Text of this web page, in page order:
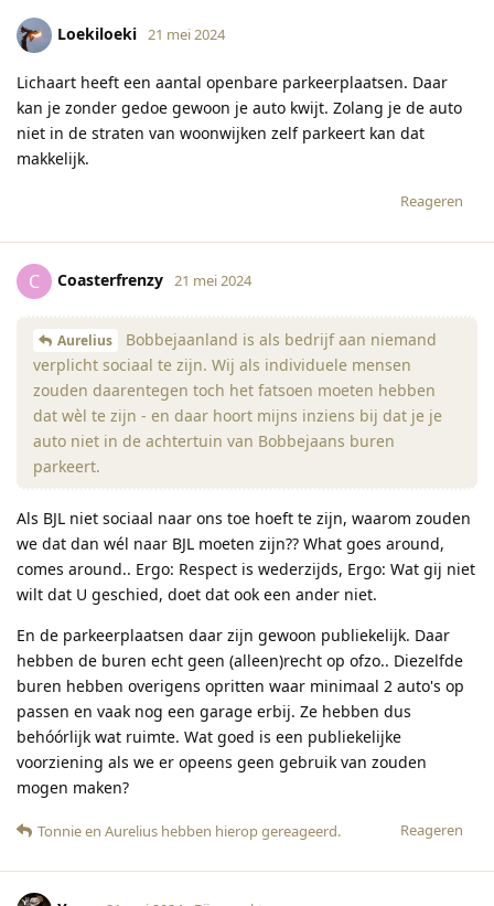
Loekiloeki 21 mei 2024
Lichaart heeft een aantal openbare parkeerplaatsen. Daar
kan je zonder gedoe gewoon je auto kwijt. Zolang je de auto
niet in de straten van woonwijken zelf parkeert kan dat
makkelijk.
Reageren
C Coasterfrenzy 21 mei 2024
Aurelius
Bobbejaanland is als bedrijf aan niemand
verplicht sociaal te zijn. Wij als individuele mensen
zouden daarentegen toch het fatsoen moeten hebben
dat wèl te zijn - en daar hoort mijns inziens bij dat je je
auto niet in de achtertuin van Bobbejaans buren
parkeert.
Als BJL niet sociaal naar ons toe hoeft te zijn, waarom zouden
we dat dan wél naar BJL moeten zijn?? What goes around,
comes around.. Ergo: Respect is wederzijds, Ergo: Wat gij niet
wilt dat U geschied, doet dat ook een ander niet.
En de parkeerplaatsen daar zijn gewoon publiekelijk. Daar
hebben de buren echt geen (alleen)recht op ofzo.. Diezelfde
buren hebben overigens opritten waar minimaal 2 auto's op
passen en vaak nog een garage erbij. Ze hebben dus
behóórlijk wat ruimte. Wat goed is een publiekelijke
voorziening als we er opeens geen gebruik van zouden
mogen maken?
Reageren
Tonnieen Aurelius hebben hierop gereageerd.